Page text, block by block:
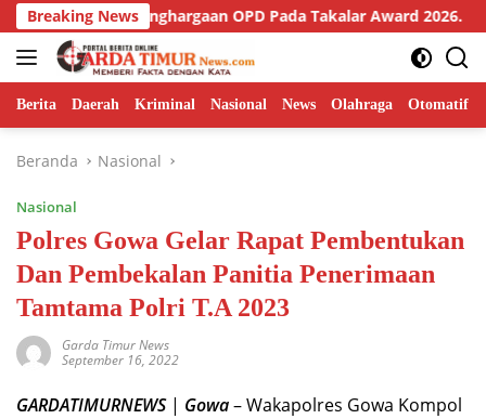
Langsung
ke
konten
Breaking News
Penghargaan OPD Pada Takalar Award 2026.
Berita Daerah Kriminal Nasional News Olahraga Otomatif
Beranda Nasional
Nasional
Polres Gowa Gelar Rapat Pembentukan
Dan Pembekalan Panitia Penerimaan
Tamtama Polri T.A 2023
Garda Timur News
September 16, 2022
GARDATIMURNEWS| Gowa– Wakapolres Gowa Kompol